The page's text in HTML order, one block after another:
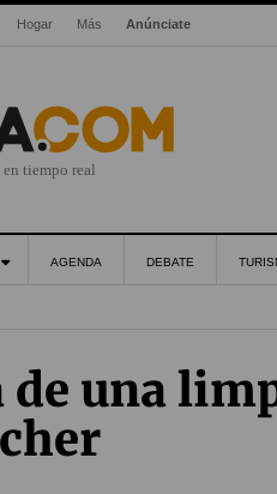
Hogar Más Anúnciate
tiempo real
AGENDA DEBATE
de una